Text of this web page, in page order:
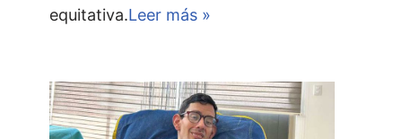
equitativa.Leer más »